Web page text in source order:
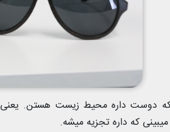
دوست داره محیط زیست هستن.
که داره تجزیه میشه.